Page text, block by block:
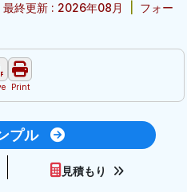
最終更新 : 2026年08月
フォー
Print
プル
見積もり